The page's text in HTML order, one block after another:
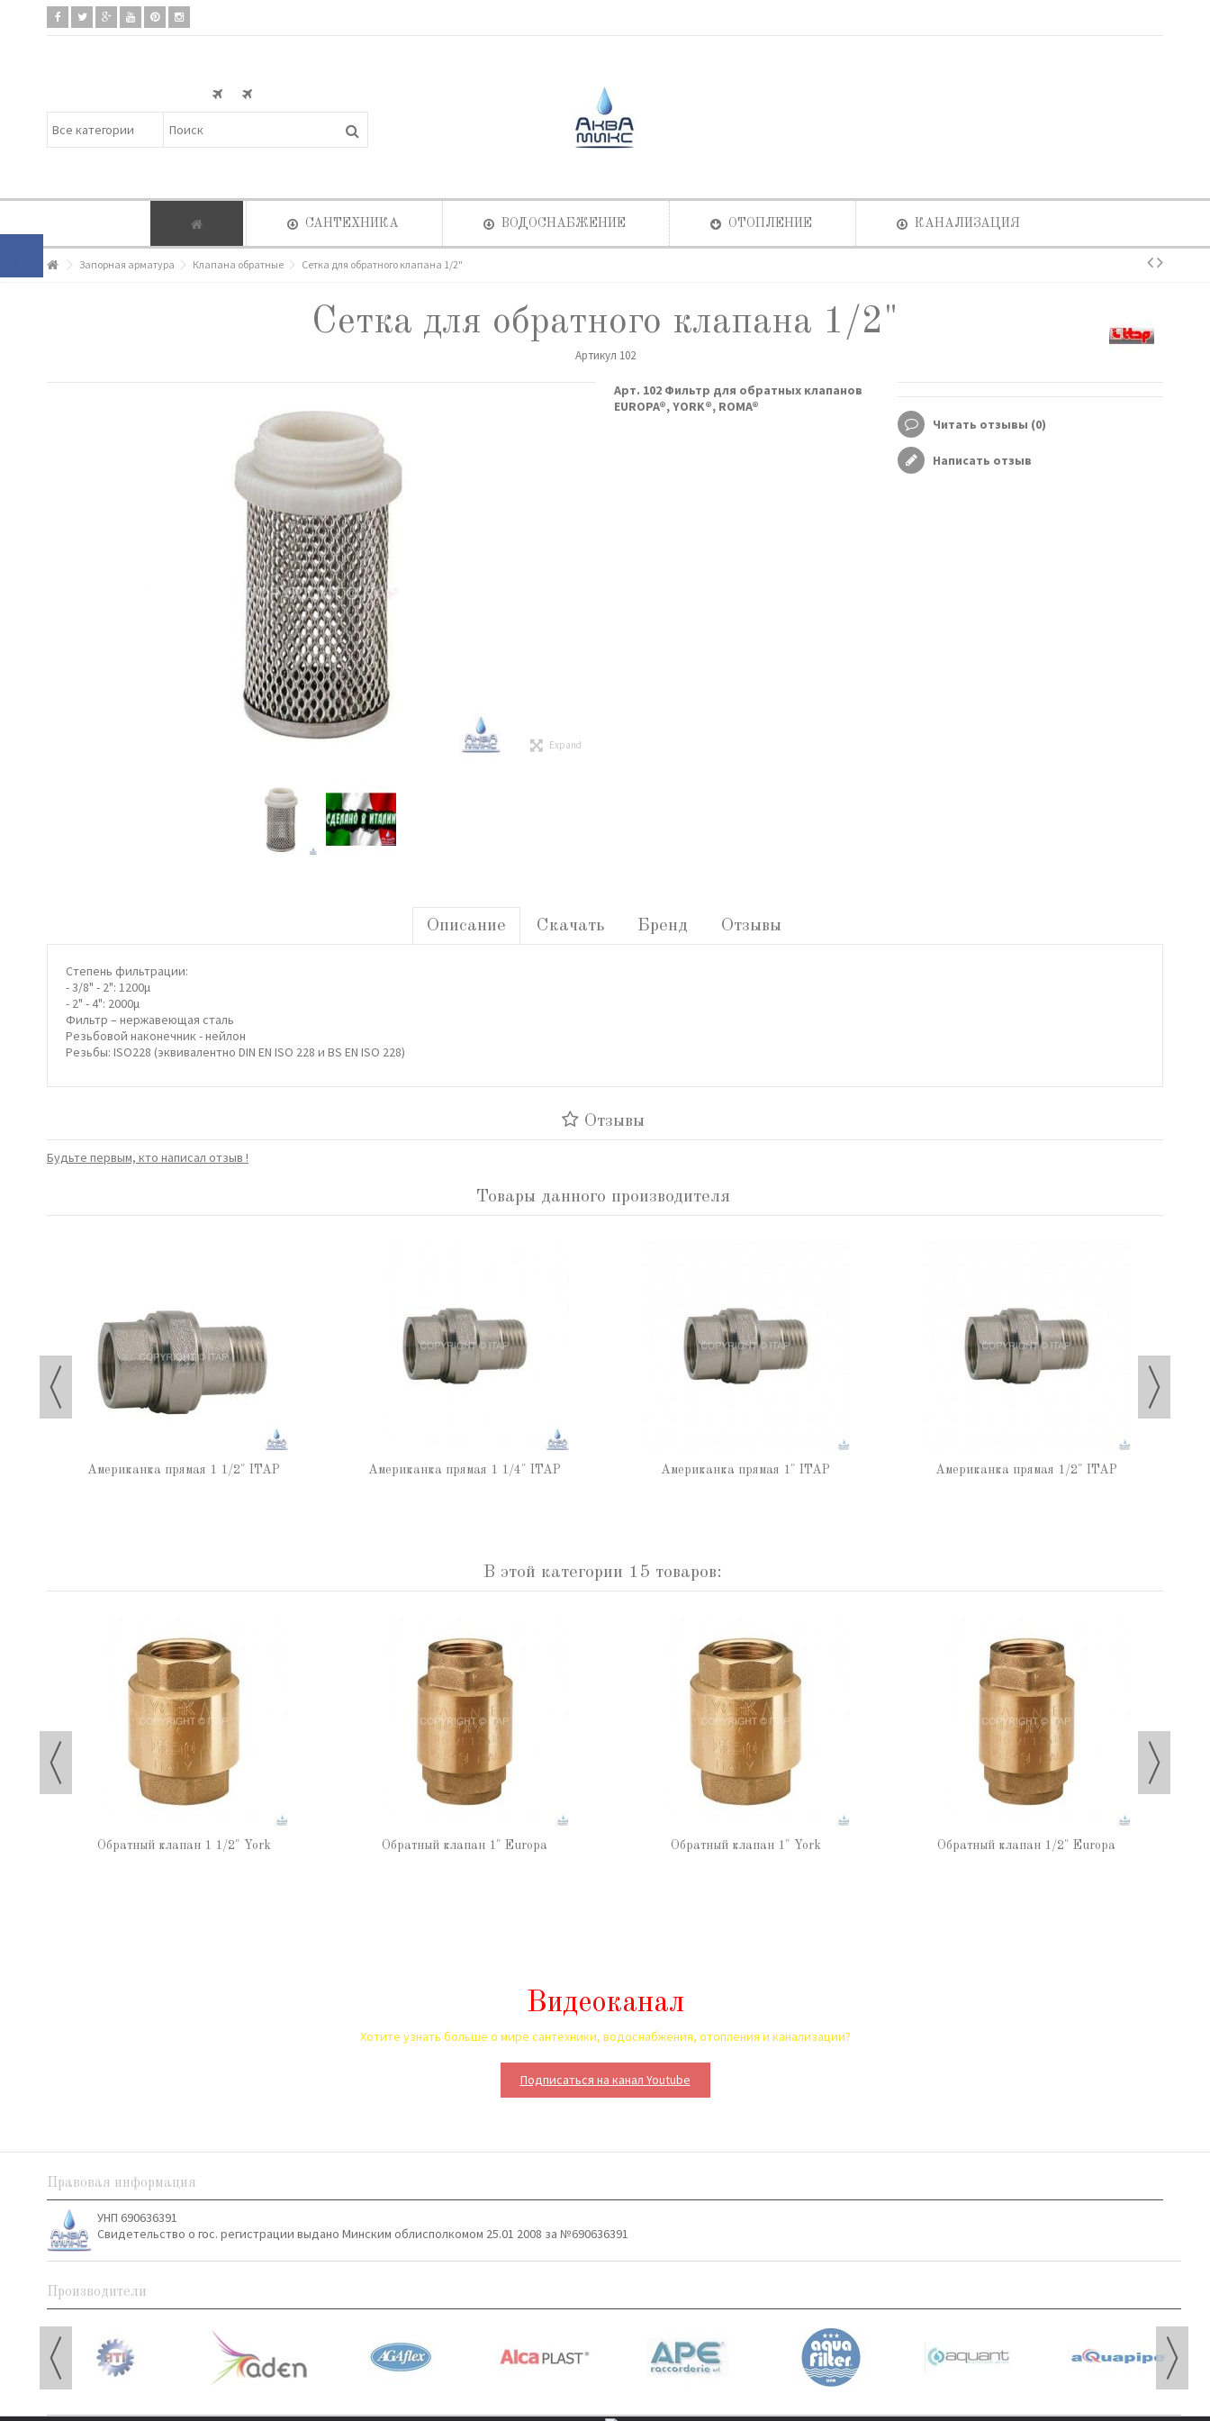
САНТЕХНИКА ВОДОСНАБЖЕНИЕ ОТОПЛЕНИЕ КАНАЛИЗАЦИЯ
Запорная арматура Клапана обратные Сетка для обратного клапана 1/2"
Сетка для обратного клапана 1/2"
Артикул 102
Expand
Арт. 102 Фильтр для обратных клапанов
EUROPA®, YORK®, ROMA®
Читать отзывы (0)
Написать отзыв
Описание Скачать Бренд Отзывы
Степень фильтрации:
- 3/8" - 2": 1200μ
- 2" - 4": 2000μ
Фильтр – нержавеющая сталь
Резьбовой наконечник - нейлон
Резьбы: ISO228 (эквивалентно DIN EN ISO 228 и BS EN ISO 228)
Отзывы
Будьте первым, кто написал отзыв !
Товары данного производителя
Американка прямая 1 1/2" ITAP Американка прямая 1 1/4" ITAP Американка прямая 1" ITAP Американка прямая 1/2" ITAP
В этой категории 15 товаров:
Обратный клапан 1 1/2" York Обратный клапан 1" Europa Обратный клапан 1" York Обратный клапан 1/2" Europa
Видеоканал
Хотите узнать больше о мире сантехники, водоснабжения, отопления и канализации?
Подписаться на канал Youtube
Правовая информация
УНП 690636391
Свидетельство о гос. регистрации выдано Минским облисполкомом 25.01 2008 за №690636391
Производители